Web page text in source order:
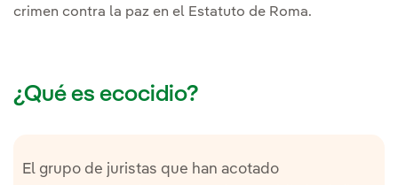
crimen contra la paz en el Estatuto de Roma.
¿Qué es ecocidio?
El grupo de juristas que han acotado